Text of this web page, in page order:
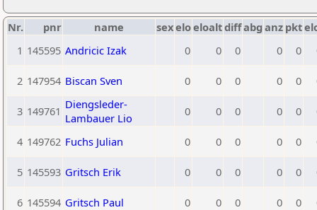
Nr. pnr name sexeloeloaltdiffabg anz pkt
1 145595 Andricic Izak 0 0 0 0 0
2 147954 Biscan Sven 0 0 0 0 0
3 149761 Diengsleder-
Lambauer Lio
0 0 0 0 0
4 149762 Fuchs Julian 0 0 0 0 0
5 145593 Gritsch Erik 0 0 0 0 0
6 145594 Gritsch Paul 0 0 0 0 0